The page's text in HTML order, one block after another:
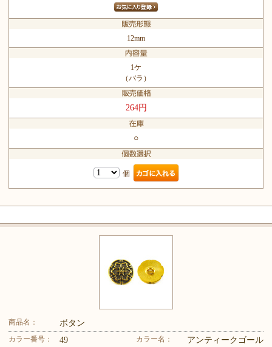
12mm
1ケ
（バラ）
264円
○
個
商品名： ボタン
カラー番号： 49 カラー名：
アンティークゴール